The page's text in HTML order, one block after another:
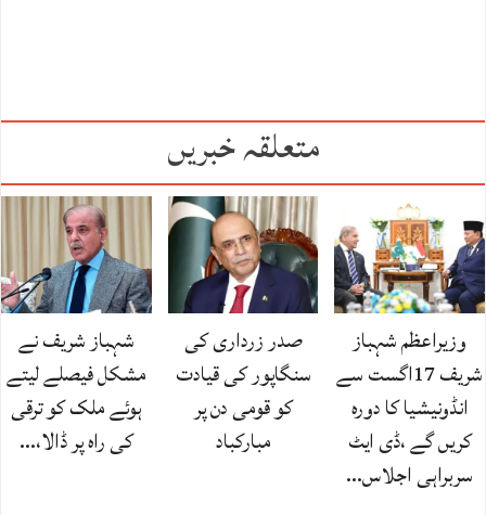
متعلقہ خبریں
وزیراعظم شہباز
شریف 17اگست سے
انڈونیشیا کا دورہ
کریں گے ،ڈی ایٹ
سربراہی اجلاس…
صدر زرداری کی
سنگاپور کی قیادت
کو قومی دن پر
مبارکباد
شہباز شریف نے
مشکل فیصلے لیتے
ہوئے ملک کو ترقی
کی راہ پر ڈالا،…